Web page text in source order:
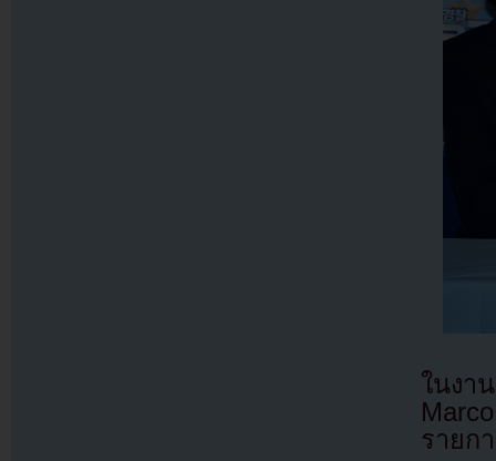
ในงา
รายก